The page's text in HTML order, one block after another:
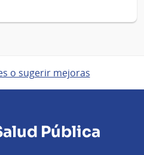
o sugerir mejoras
Pública